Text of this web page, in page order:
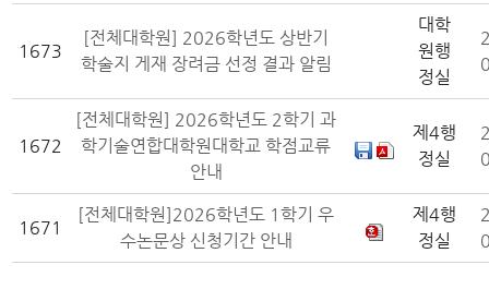
1673
[전체대학원] 2026학년도 상반기
학술지 게재 장려금 선정 결과 알림
대학
원행
정실
1672
[전체대학원] 2026학년도 2학기 과
학기술연합대학원대학교 학점교류
안내
제4행
정실
1671
[전체대학원]2026학년도 1학기 우
수논문상 신청기간 안내
제4행
정실